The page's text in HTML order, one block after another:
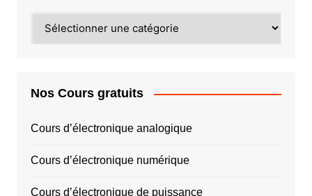
PAYS
Nos Cours gratuits
Cours d’électronique analogique
Cours d’électronique numérique
Cours d’électronique de puissance